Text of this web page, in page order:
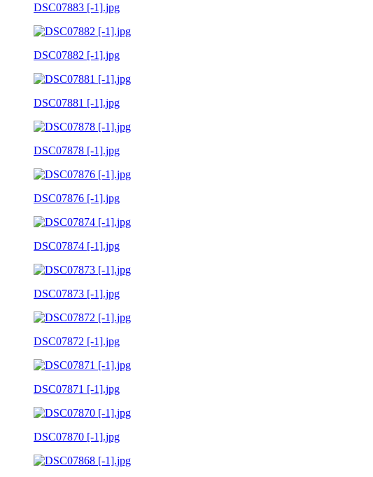
DSC07883 [-1].jpg
DSC07882 [-1].jpg
DSC07881 [-1].jpg
DSC07878 [-1].jpg
DSC07876 [-1].jpg
DSC07874 [-1].jpg
DSC07873 [-1].jpg
DSC07872 [-1].jpg
DSC07871 [-1].jpg
DSC07870 [-1].jpg